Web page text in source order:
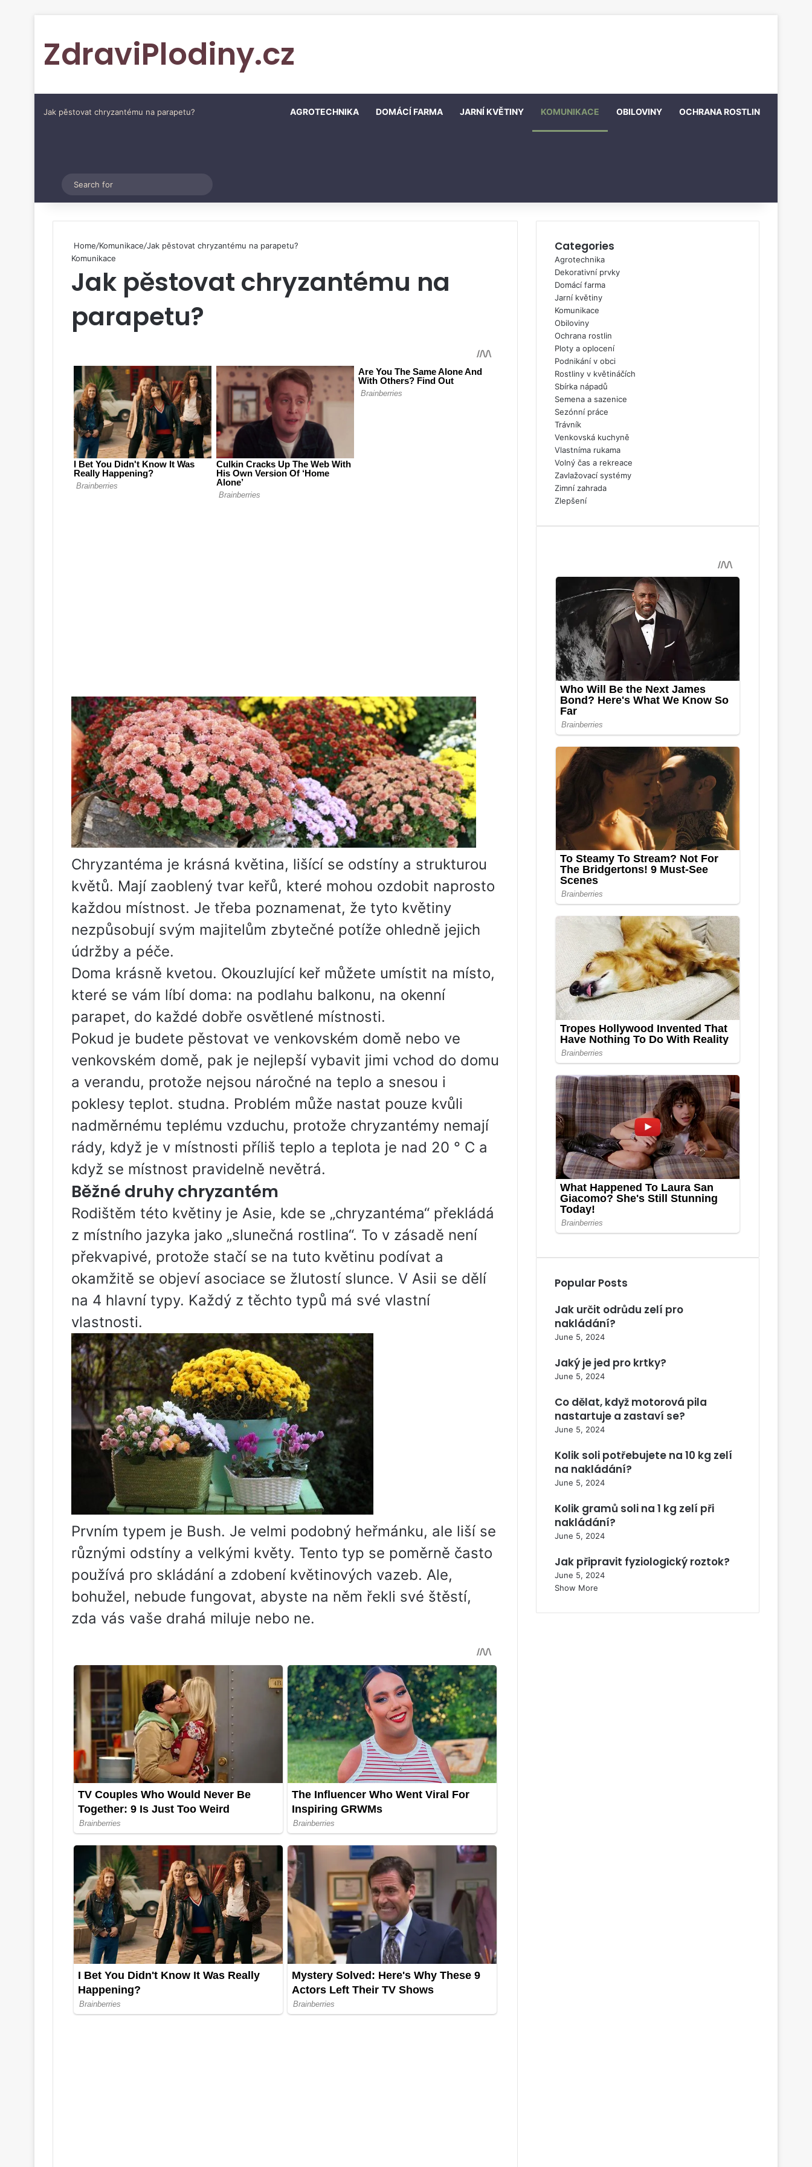
ZdraviPlodiny.cz
Jak pěstovat chryzantému na parapetu? AGROTECHNIKA DOMÁCÍ FARMA JARNÍ KVĚTINY KOMUNIKACE OBILOVINY OCHRANA ROSTLIN
Switch skin
for
Home/Komunikace/Jak pěstovat chryzantému na parapetu?
Komunikace
Jak pěstovat chryzantému na
parapetu?
Chryzantéma je krásná květina, lišící se odstíny a strukturou
květů. Mají zaoblený tvar keřů, které mohou ozdobit naprosto
každou místnost. Je třeba poznamenat, že tyto květiny
nezpůsobují svým majitelům zbytečné potíže ohledně jejich
údržby a péče.
Doma krásně kvetou. Okouzlující keř můžete umístit na místo,
které se vám líbí doma: na podlahu balkonu, na okenní
parapet, do každé dobře osvětlené místnosti.
Pokud je budete pěstovat ve venkovském domě nebo ve
venkovském domě, pak je nejlepší vybavit jimi vchod do domu
a verandu, protože nejsou náročné na teplo a snesou i
poklesy teplot. studna. Problém může nastat pouze kvůli
nadměrnému teplému vzduchu, protože chryzantémy nemají
rády, když je v místnosti příliš teplo a teplota je nad 20 ° C a
když se místnost pravidelně nevětrá.
Běžné druhy chryzantém
Rodištěm této květiny je Asie, kde se „chryzantéma“ překládá
z místního jazyka jako „slunečná rostlina“. To v zásadě není
překvapivé, protože stačí se na tuto květinu podívat a
okamžitě se objeví asociace se žlutostí slunce. V Asii se dělí
na 4 hlavní typy. Každý z těchto typů má své vlastní
vlastnosti.
Prvním typem je Bush. Je velmi podobný heřmánku, ale liší se
různými odstíny a velkými květy. Tento typ se poměrně často
používá pro skládání a zdobení květinových vazeb. Ale,
bohužel, nebude fungovat, abyste na něm řekli své štěstí,
zda vás vaše drahá miluje nebo ne.
Categories
Agrotechnika
Dekorativní prvky
Domácí farma
Jarní květiny
Komunikace
Obiloviny
Ochrana rostlin
Ploty a oplocení
Podnikání v obci
Rostliny v květináčích
Sbírka nápadů
Semena a sazenice
Sezónní práce
Trávník
Venkovská kuchyně
Vlastníma rukama
Volný čas a rekreace
Zavlažovací systémy
Zimní zahrada
Zlepšení
Popular Posts
Jak určit odrůdu zelí pro
nakládání?
June 5, 2024
Jaký je jed pro krtky?
June 5, 2024
Co dělat, když motorová pila
nastartuje a zastaví se?
June 5, 2024
Kolik soli potřebujete na 10 kg zelí
na nakládání?
June 5, 2024
Kolik gramů soli na 1 kg zelí při
nakládání?
June 5, 2024
Jak připravit fyziologický roztok?
June 5, 2024
Show More